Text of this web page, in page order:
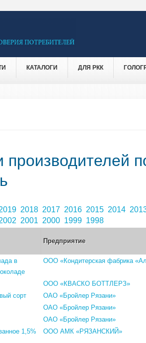
КАТАЛОГИ ДЛЯ РКК
производителей
2018 2017 2016 2015 2014
2001 2000 1999 1998
Предприятие
в
ООО «Кондитерская фабрика
ООО «КВАСКО БОТТЛЕРЗ»
сорт
ОАО «Бройлер Рязани»
ОАО «Бройлер Рязани»
ОАО «Бройлер Рязани»
1,5%
ООО АМК «РЯЗАНСКИЙ»